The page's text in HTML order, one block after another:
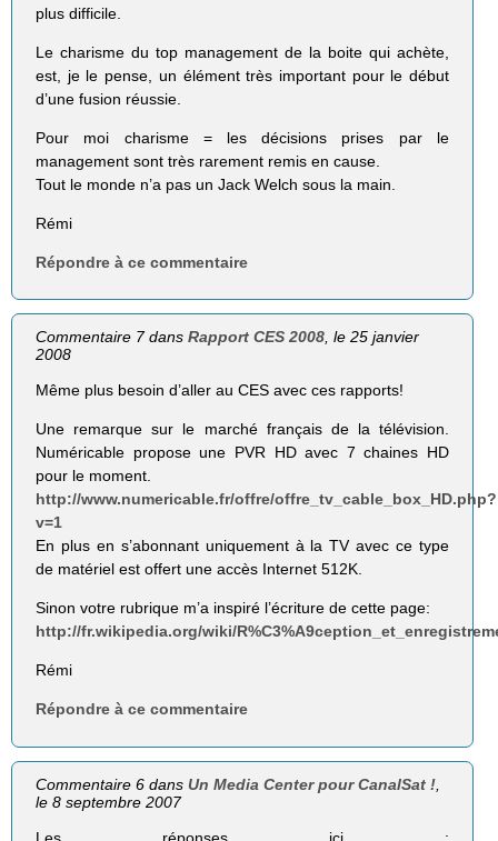
plus difficile.
Le charisme du top management de la boite qui achète,
est, je le pense, un élément très important pour le début
d’une fusion réussie.
Pour moi charisme = les décisions prises par le
management sont très rarement remis en cause.
Tout le monde n’a pas un Jack Welch sous la main.
Rémi
Répondre à ce commentaire
Commentaire 7 dansRapport CES 2008 , le 25 janvier
2008
Même plus besoin d’aller au CES avec ces rapports!
Une remarque sur le marché français de la télévision.
Numéricable propose une PVR HD avec 7 chaines HD
pour le moment.
http://www.numericable.fr/offre/offre_tv_cable_box_HD.php?
v=1
En plus en s’abonnant uniquement à la TV avec ce type
de matériel est offert une accès Internet 512K.
Sinon votre rubrique m’a inspiré l’écriture de cette page:
http://fr.wikipedia.org/wiki/
Rémi
Répondre à ce commentaire
Commentaire 6 dansUn Media Center pour CanalSat !
le 8 septembre 2007
Les réponses ici :